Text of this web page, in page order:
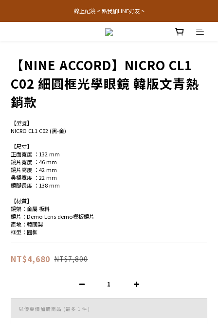
線上配鏡 < 點我加LINE好友 >
【NINE ACCORD】NICRO CL1
C02 細圓框光學眼鏡 韓版文青熱
銷款
【型號】
NICRO CL1 C02 (黑-金)
【尺寸】
正面寬度 ：132 mm
鏡片寬度 ：46 mm
鏡片高度 ：42 mm
鼻樑寬度 ：22 mm
鏡腳長度 ：138 mm
【材質】
鏡架：金屬 板料
鏡片：Demo Lens demo模板鏡片
產地：韓國製
框型：圓框
NT$4,680 NT$7,800
以優惠價加購商品 (最多 1 件)